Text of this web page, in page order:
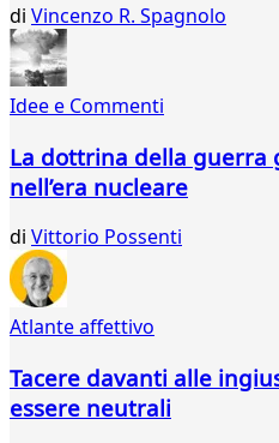
di Vincenzo R. Spagnolo
Idee e Commenti
La dottrina della
nell’era nucleare
di Vittorio Possenti
Atlante affettivo
Tacere davanti alle
essere neutrali